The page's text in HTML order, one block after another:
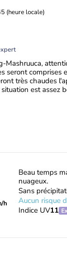
(heure locale)
Mashruuca,
seront comprises
très chaudes
est assez
h
Beau temps
nuageux.
Sans
Aucun risque
Indice UV11